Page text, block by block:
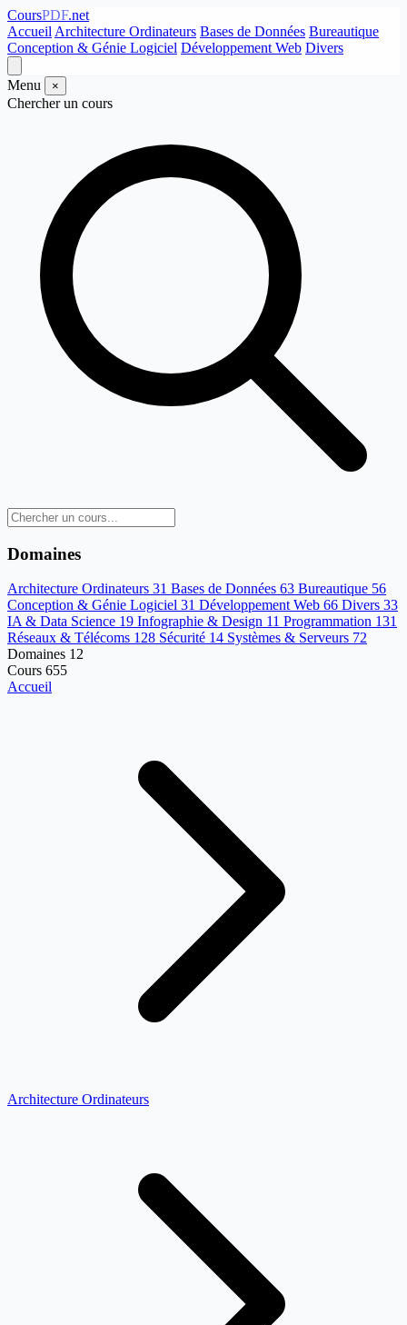
CoursPDF.net
Accueil Architecture Ordinateurs Bases de Données Bureautique
Conception & Génie Logiciel Développement Web Divers
Menu ×
Chercher un cours
Domaines
Architecture Ordinateurs 31 Bases de Données 63 Bureautique 56
Conception & Génie Logiciel 31 Développement Web 66 Divers 33
IA & Data Science 19 Infographie & Design 11 Programmation 131
Réseaux & Télécoms 128 Sécurité 14 Systèmes & Serveurs 72
Domaines 12
Cours 655
Accueil
Architecture Ordinateurs